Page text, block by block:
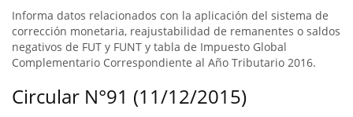
Informa datos relacionados con la aplicación del sistema de
corrección monetaria, reajustabilidad de remanentes o saldos
negativos de FUT y FUNT y tabla de Impuesto Global
Complementario Correspondiente al Año Tributario 2016.
Circular N°91 (11/12/2015)